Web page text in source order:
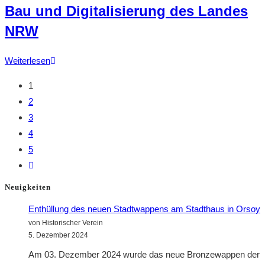
Bau und Digitalisierung des Landes
NRW
WeiterlesenBauvorhaben
an
das
Ministerium
für
Heimat,
1
2
3
4
5
Zur
Neuigkeiten
Enthüllung des neuen Stadtwappens am Stadthaus in Orsoy
von Historischer Verein
5. Dezember 2024
Am 03. Dezember 2024 wurde das neue Bronzewappen der